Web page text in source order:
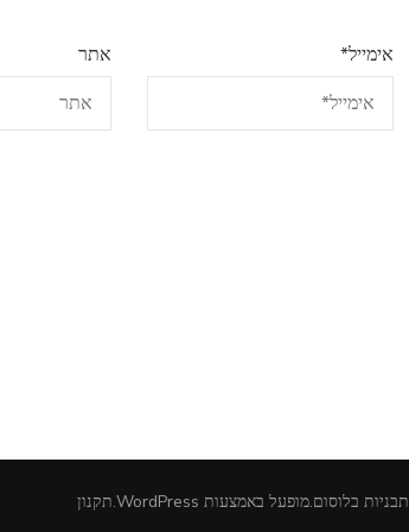
אימייל* אתר
תבניות בלוסום.מופעל באמצעות WordPress
.תקנון